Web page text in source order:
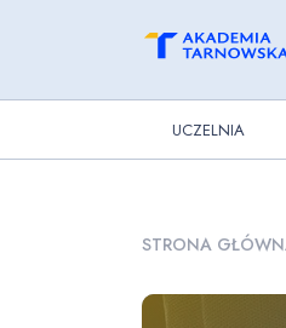
UCZELNIA
STRONA